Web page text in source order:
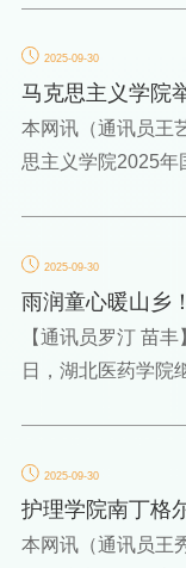
2025-09-30
马克思主义学院
本网讯（通讯员王
思主义学院2025年
2025-09-30
雨润童心暖山乡
送“心”暖
【通讯员罗汀 苗
日，湖北医药学院
2025-09-30
护理学院南丁格
无‘碍’”活动
本网讯（通讯员王